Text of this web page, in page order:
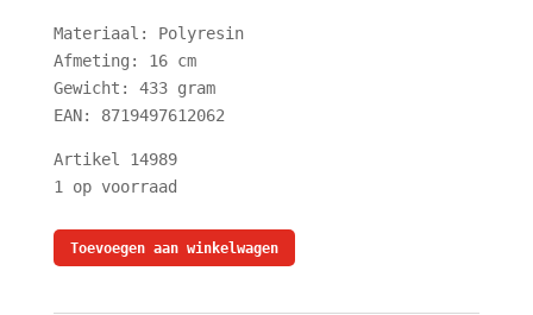
Materiaal: Polyresin
Afmeting: 16 cm
Gewicht: 433 gram
EAN: 8719497612062
Artikel 14989
1 op voorraad
Boeddhabeeld
Witte
Toevoegen aan winkelwagen